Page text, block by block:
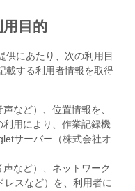
目的
供にあたり、次の利用目
載する利用者情報を取得
など）、位置情報を、
用により、作業記録機
サーバー（株式会社オ
など）、ネットワーク
レスなど）を、利用者に